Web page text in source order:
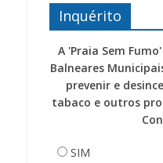
Inquérito
A 'Praia Sem
Balneares
prevenir e
tabaco e outros
SIM